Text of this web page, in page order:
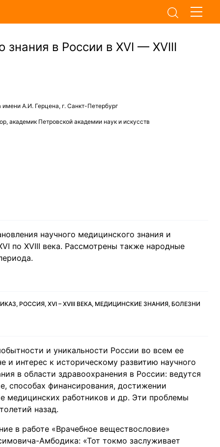
знания в России в XVI — XVIII
имени А.И. Герцена, г. Санкт-Петербург
академик Петровской академии наук и искусств
научного медицинского знания и
по XVIII века. Рассмотрены также народные
РОССИЯ, XVI – XVIII ВЕКА, МЕДИЦИНСКИЕ ЗНАНИЯ, БОЛЕЗНИ
и уникальности России во всем ее
и интерес к историческому развитию научного
в области здравоохранения в России: ведутся
способах финансирования, достижении
медицинских работников и др. Эти проблемы
назад.
в работе «Врачебное веществословие»
Амбодика: «Тот токмо заслуживает